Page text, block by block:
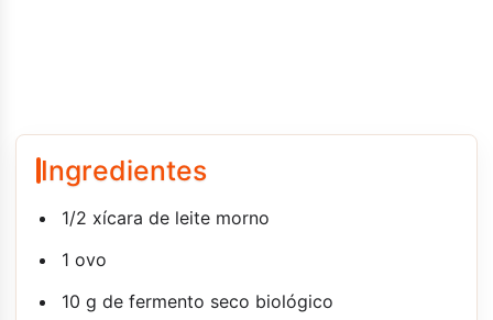
Ingredientes
1/2 xícara de leite morno
1 ovo
10 g de fermento seco biológico